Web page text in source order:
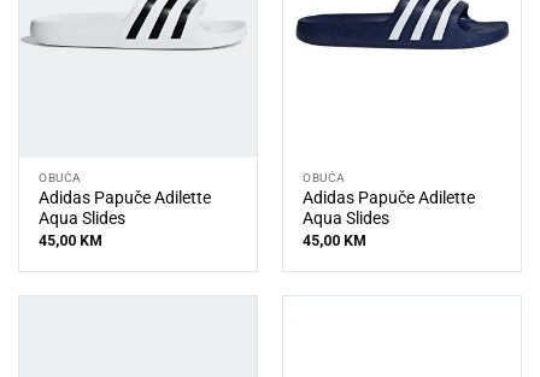
OBUĆA
Adidas Papuče Adilette
Aqua Slides
45,00 KM
OBUĆA
Adidas Papuče Adilette
Aqua Slides
45,00 KM